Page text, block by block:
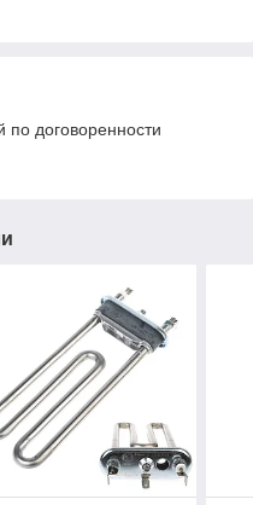
по договоренности